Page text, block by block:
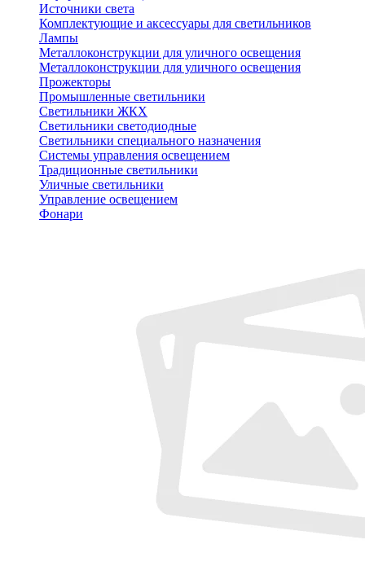
Источники света
Комплектующие и аксессуары для светильников
Лампы
Металлоконструкции для уличного освещения
Металлоконструкции для уличного освещения
Прожекторы
Промышленные светильники
Светильники ЖКХ
Светильники светодиодные
Светильники специального назначения
Системы управления освещением
Традиционные светильники
Уличные светильники
Управление освещением
Фонари